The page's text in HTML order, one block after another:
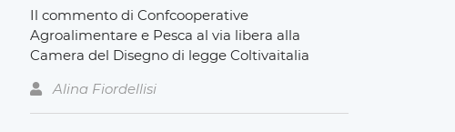
Il commento di Confcooperative
Agroalimentare e Pesca al via libera alla
Camera del Disegno di legge Coltivaitalia
Alina Fiordellisi